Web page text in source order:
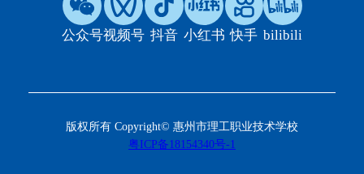
公众号视频号 抖音 小红书 快手 bilibili
版权所有 Copyright© 惠州市理工职业技术学校
粤ICP备18154340号-1